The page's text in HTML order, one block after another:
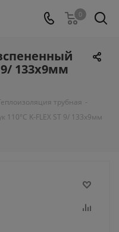
0
9/ 133х9мм
трубная -
K-FLEX ST 9/ 133х9мм